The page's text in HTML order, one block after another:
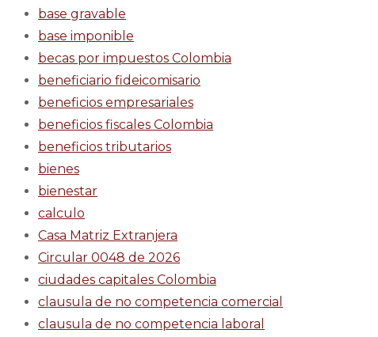
base gravable
base imponible
becas por impuestos Colombia
beneficiario fideicomisario
beneficios empresariales
beneficios fiscales Colombia
beneficios tributarios
bienes
bienestar
calculo
Casa Matriz Extranjera
Circular 0048 de 2026
ciudades capitales Colombia
clausula de no competencia comercial
clausula de no competencia laboral